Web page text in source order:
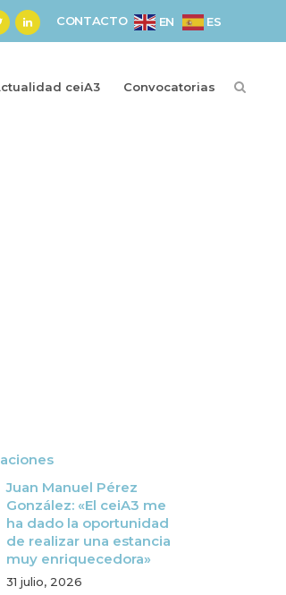
CONTACTO EN ES
ceiA3 Convocatorias
Juan Manuel Pérez
González: «El ceiA3 me
ha dado la oportunidad
de realizar una estancia
muy enriquecedora»
31 julio, 2026